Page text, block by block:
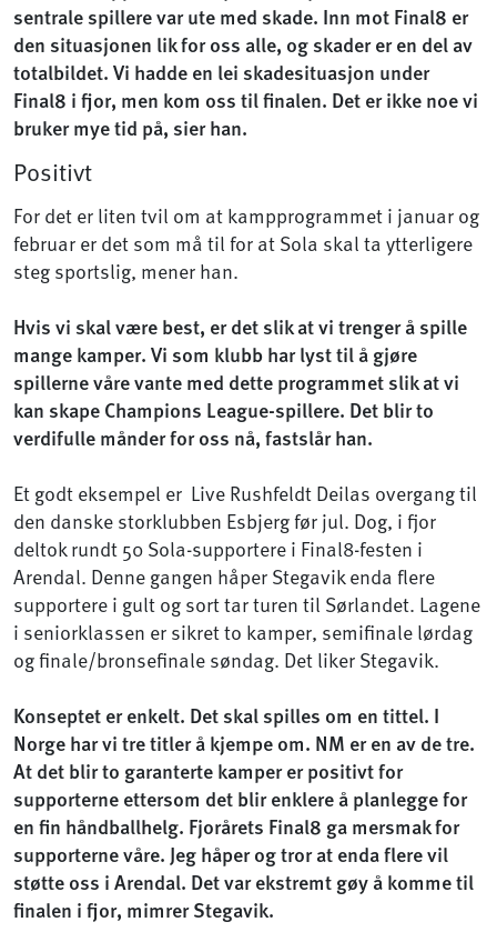
sentrale spillere var ute med skade. Inn mot Final8 er
den situasjonen lik for oss alle, og skader er en del av
totalbildet. Vi hadde en lei skadesituasjon under
Final8 i fjor, men kom oss til finalen. Det er ikke noe vi
bruker mye tid på, sier han.
Positivt
For det er liten tvil om at kampprogrammet i januar og
februar er det som må til for at Sola skal ta ytterligere
steg sportslig, mener han.
Hvis vi skal være best, er det slik at vi trenger å spille
mange kamper. Vi som klubb har lyst til å gjøre
spillerne våre vante med dette programmet slik at vi
kan skape Champions League-spillere. Det blir to
verdifulle månder for oss nå, fastslår han.
Et godt eksempel er Live Rushfeldt Deilas overgang til
den danske storklubben Esbjerg før jul. Dog, i fjor
deltok rundt 50 Sola-supportere i Final8-festen i
Arendal. Denne gangen håper Stegavik enda flere
supportere i gult og sort tar turen til Sørlandet. Lagene
i seniorklassen er sikret to kamper, semifinale lørdag
og finale/bronsefinale søndag. Det liker Stegavik.
Konseptet er enkelt. Det skal spilles om en tittel. I
Norge har vi tre titler å kjempe om. NM er en av de tre.
At det blir to garanterte kamper er positivt for
supporterne ettersom det blir enklere å planlegge for
en fin håndballhelg. Fjorårets Final8 ga mersmak for
supporterne våre. Jeg håper og tror at enda flere vil
støtte oss i Arendal. Det var ekstremt gøy å komme til
finalen i fjor, mimrer Stegavik.